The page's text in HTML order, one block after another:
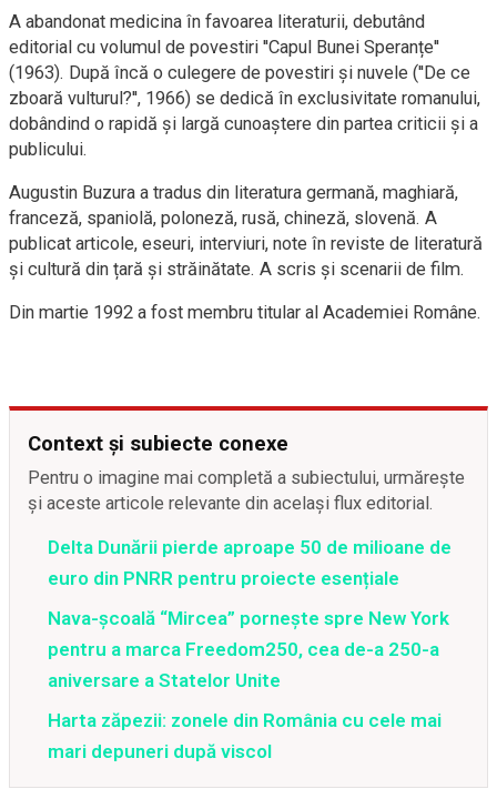
A abandonat medicina în favoarea literaturii, debutând
editorial cu volumul de povestiri ''Capul Bunei Speranțe''
(1963). După încă o culegere de povestiri și nuvele (''De ce
zboară vulturul?'', 1966) se dedică în exclusivitate romanului,
dobândind o rapidă și largă cunoaștere din partea criticii și a
publicului.
Augustin Buzura a tradus din literatura germană, maghiară,
franceză, spaniolă, poloneză, rusă, chineză, slovenă. A
publicat articole, eseuri, interviuri, note în reviste de literatură
și cultură din țară și străinătate. A scris și scenarii de film.
Din martie 1992 a fost membru titular al Academiei Române.
Context și subiecte conexe
Pentru o imagine mai completă a subiectului, urmărește
și aceste articole relevante din același flux editorial.
Delta Dunării pierde aproape 50 de milioane de
euro din PNRR pentru proiecte esențiale
Nava-școală “Mircea” pornește spre New York
pentru a marca Freedom250, cea de-a 250-a
aniversare a Statelor Unite
Harta zăpezii: zonele din România cu cele mai
mari depuneri după viscol